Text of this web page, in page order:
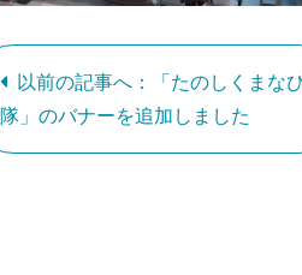
以前の記事へ：「たのしくまな
隊」のバナーを追加しました